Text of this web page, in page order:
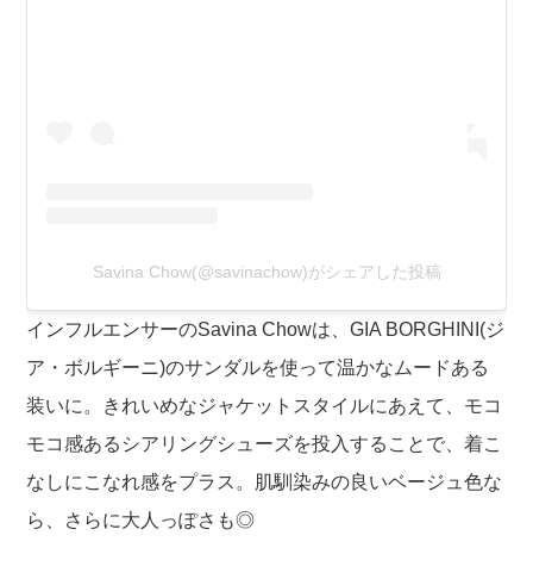
Savina Chow(@savinachow)がシェアした投稿
インフルエンサーのSavina Chowは、GIA BORGHINI(ジ
ア・ボルギーニ)のサンダルを使って温かなムードある
装いに。きれいめなジャケットスタイルにあえて、モコ
モコ感あるシアリングシューズを投入することで、着こ
なしにこなれ感をプラス。肌馴染みの良いベージュ色な
ら、さらに大人っぽさも◎